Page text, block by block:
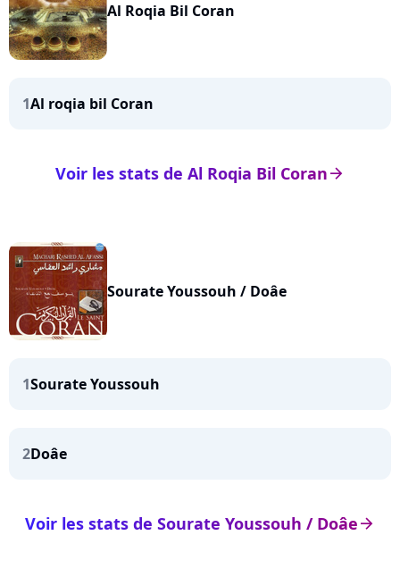
Al Roqia Bil Coran
1Al roqia bil Coran
arrow_right
Voir les stats de Al Roqia Bil Coran
Sourate Youssouh / Doâe
1Sourate Youssouh
2Doâe
arrow_right
Voir les stats de Sourate Youssouh / Doâe